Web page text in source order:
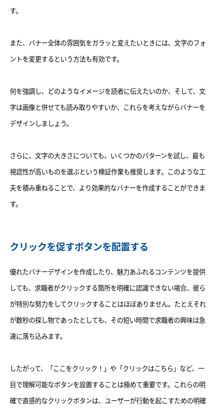
す。
また、バナー全体の雰囲気をガラッと変えたいときには、文字のフォ
ントを変更するという方法も有効です。
何を強調し、どのようなイメージを読者に伝えたいのか、そして、文
字は画像と併せても読み取りやすいか、これらを考えながらバナーを
デザインしましょう。
さらに、文字の大きさについても、いくつかのパターンを試し、最も
視認性が高いものを選ぶという検証作業も推奨します。このような工
夫を積み重ねることで、より効果的なバナーを作成することができま
す。
クリックを促すボタンを配置する
優れたバナーデザインを作成したり、魅力あふれるコンテンツを提供
しても、求職者がクリックする箇所を明確に認識できない場合、彼ら
が特別な努力をしてクリックすることはほぼありません。たとえそれ
が数秒の探し物であったとしても、その短い時間で求職者の興味は急
速に落ち込みます。
したがって、「ここをクリック！」や「クリックはこちら」など、一
目で理解可能なボタンを設置することは極めて重要です。これらの明
確で直感的なクリックボタンは、ユーザーが行動を起こすための明確